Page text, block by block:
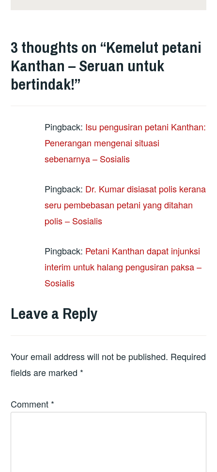
3 thoughts on “Kemelut petani
Kanthan – Seruan untuk
bertindak!”
Pingback: Isu pengusiran petani Kanthan:
Penerangan mengenai situasi
sebenarnya – Sosialis
Pingback: Dr. Kumar disiasat polis kerana
seru pembebasan petani yang ditahan
polis – Sosialis
Pingback: Petani Kanthan dapat injunksi
interim untuk halang pengusiran paksa –
Sosialis
Leave a Reply
Your email address will not be published. Required
fields are marked *
Comment *